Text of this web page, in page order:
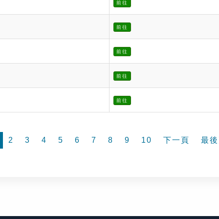
前往
前往
前往
前往
前往
2 3 4 5 6 7 8 9 10 下一頁 最